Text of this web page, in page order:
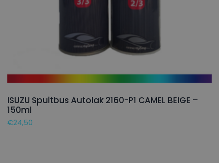
ISUZU Spuitbus Autolak 2160-P1 CAMEL BEIGE –
150ml
€24,50